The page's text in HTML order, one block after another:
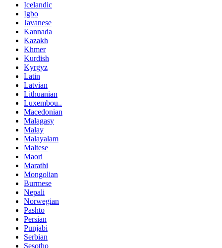
Icelandic
Igbo
Javanese
Kannada
Kazakh
Khmer
Kurdish
Kyrgyz
Latin
Latvian
Lithuanian
Luxembou..
Macedonian
Malagasy
Malay
Malayalam
Maltese
Maori
Marathi
Mongolian
Burmese
Nepali
Norwegian
Pashto
Persian
Punjabi
Serbian
Sesotho